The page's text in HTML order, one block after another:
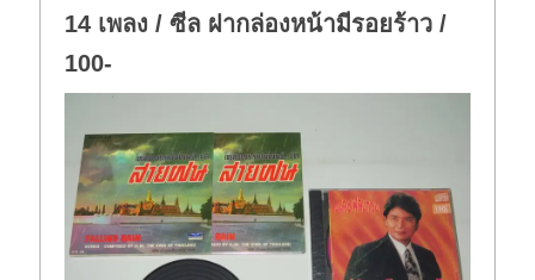
14 เพลง / ซีล ฝากล่องหน้ามีรอยร้าว /
100-